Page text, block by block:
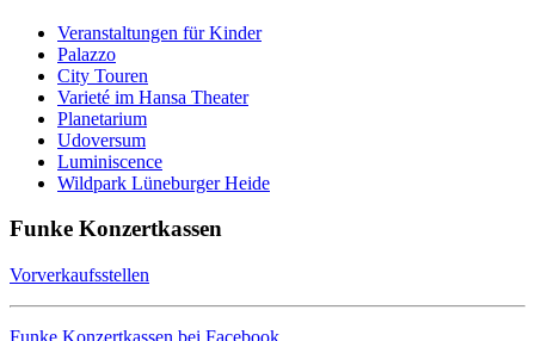
Veranstaltungen für Kinder
Palazzo
City Touren
Varieté im Hansa Theater
Planetarium
Udoversum
Luminiscence
Wildpark Lüneburger Heide
Funke Konzertkassen
Vorverkaufsstellen
Funke Konzertkassen bei Facebook